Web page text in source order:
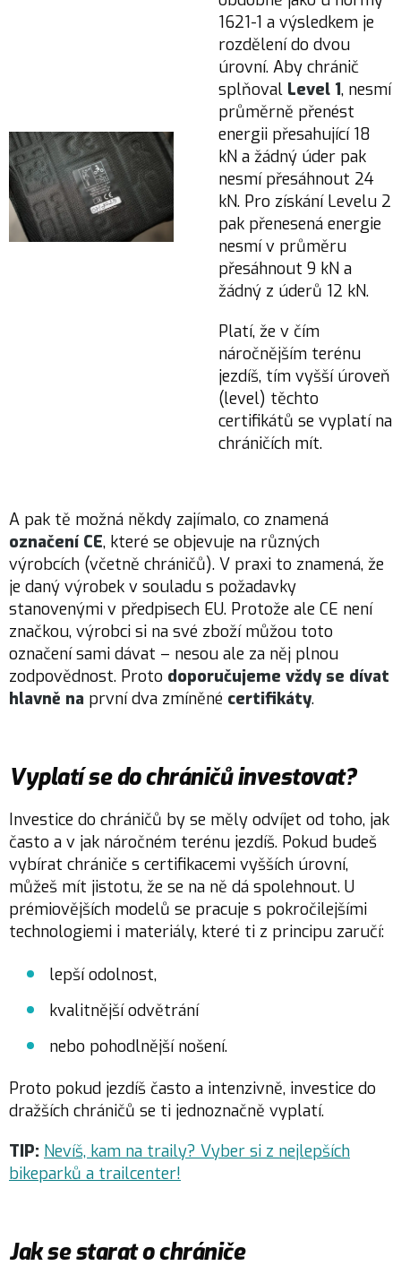
1621-1 a výsledkem je
rozdělení do dvou
úrovní. Aby chránič
splňoval Level 1, nesmí
průměrně přenést
energii přesahující 18
kN a žádný úder pak
nesmí přesáhnout 24
kN. Pro získání Levelu 2
pak přenesená energie
nesmí v průměru
přesáhnout 9 kN a
žádný z úderů 12 kN.
Platí, že v čím
náročnějším terénu
jezdíš, tím vyšší úroveň
(level) těchto
certifikátů se vyplatí na
chráničích mít.
A pak tě možná někdy zajímalo, co znamená
označení CE, které se objevuje na různých
výrobcích (včetně chráničů). V praxi to znamená, že
je daný výrobek v souladu s požadavky
stanovenými v předpisech EU. Protože ale CE není
značkou, výrobci si na své zboží můžou toto
označení sami dávat – nesou ale za něj plnou
zodpovědnost. Proto doporučujeme vždy se dívat
hlavně na první dva zmíněné certifikáty.
Vyplatí se do chráničů investovat?
Investice do chráničů by se měly odvíjet od toho, jak
často a v jak náročném terénu jezdíš. Pokud budeš
vybírat chrániče s certifikacemi vyšších úrovní,
můžeš mít jistotu, že se na ně dá spolehnout. U
prémiovějších modelů se pracuje s pokročilejšími
technologiemi i materiály, které ti z principu zaručí:
lepší odolnost,
kvalitnější odvětrání
nebo pohodlnější nošení.
Proto pokud jezdíš často a intenzivně, investice do
dražších chráničů se ti jednoznačně vyplatí.
TIP: Nevíš, kam na traily? Vyber si z nejlepších
bikeparků a trailcenter!
Jak se starat o chrániče